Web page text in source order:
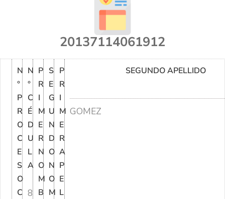
20137114061912
N
°
P
R
O
C
E
S
O
C
N
°
C
É
D
U
L
A
8
P
R
I
M
E
R
N
O
M
B
S
E
G
U
N
D
O
N
O
M
P
R
I
M
E
R
A
P
E
L
SEGUNDO APELLIDO
GOMEZ